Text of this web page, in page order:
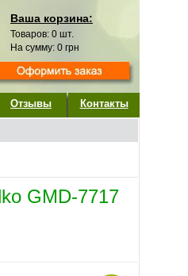
Ваша корзина:
Товаров: 0 шт.
На сумму: 0 грн
Отзывы Контакты
GMD-7717